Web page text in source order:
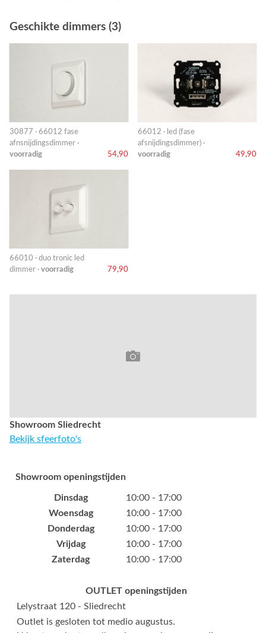
Geschikte dimmers (3)
30877 · 66012 fase
afnsnijdingsdimmer ·
voorradig
54,90
66012 · led (fase
afsnijdingsdimmer) ·
voorradig
49,90
66010 · duo tronic led
dimmer · voorradig 79,90
Showroom Sliedrecht
Bekijk sfeerfoto's
Showroom openingstijden
Dinsdag
10:00 - 17:00
Woensdag
10:00 - 17:00
Donderdag
10:00 - 17:00
Vrijdag
10:00 - 17:00
Zaterdag
10:00 - 17:00
OUTLET openingstijden
Lelystraat 120 - Sliedrecht
Outlet is gesloten tot medio augustus.